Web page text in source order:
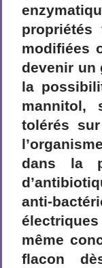
modifiées
devenir un
la
mannitol,
tolérés
dans la
anti-
même
flacon